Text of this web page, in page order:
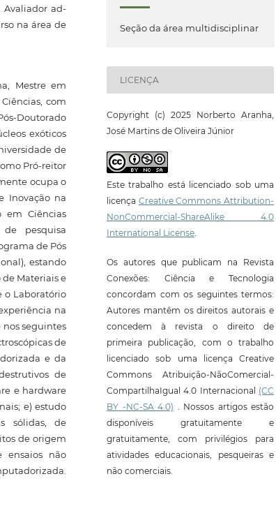
Avaliador ad-
na área de
Mestre em
com
Doutorado
exóticos
de
Pró-reitor
ocupa o
Inovação na
em Ciências
pesquisa
de Pós
estando
Materiais e
o Laboratório
na
seguintes
de
e da
de
e hardware
e) estudo
sólidas, de
de origem
ensaios não
Seção da área multidisciplinar
LICENÇA
Copyright (c) 2025 Norberto Aranha,
José Martins de Oliveira Júnior
Este trabalho está licenciado sob uma
licença Creative Commons Attribution-
NonCommercial-ShareAlike 4.0
International License.
Os autores que publicam na Revista
Conexões: Ciência e Tecnologia
concordam com os seguintes termos:
Autores mantêm os direitos autorais e
concedem à revista o direito de
primeira publicação, com o trabalho
licenciado sob uma licença Creative
Commons Atribuição-NãoComercial-
CompartilhaIgual 4.0 Internacional (CC
BY -NC-SA 4.0) . Nossos artigos estão
disponíveis gratuitamente e
gratuitamente, com privilégios para
atividades educacionais, pesqueiras e
não comerciais.